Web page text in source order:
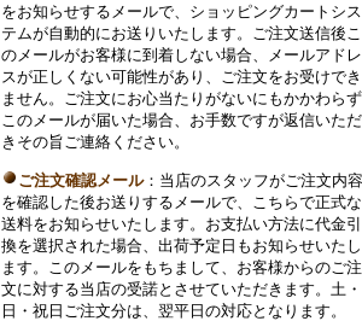
をお知らせするメールで、ショッピングカートシス
テムが自動的にお送りいたします。ご注文送信後こ
のメールがお客様に到着しない場合、メールアドレ
スが正しくない可能性があり、ご注文をお受けでき
ません。ご注文にお心当たりがないにもかかわらず
このメールが届いた場合、お手数ですが返信いただ
きその旨ご連絡ください。
ご注文確認メール：当店のスタッフがご注文内容
を確認した後お送りするメールで、こちらで正式な
送料をお知らせいたします。お支払い方法に代金引
換を選択された場合、出荷予定日もお知らせいたし
ます。このメールをもちまして、お客様からのご注
文に対する当店の受諾とさせていただきます。土・
日・祝日ご注文分は、翌平日の対応となります。